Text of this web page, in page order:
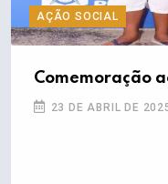
AÇÃO SOCIAL
Comemoração
23 DE ABRIL DE